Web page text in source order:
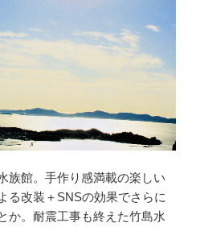
族館。手作り感満載の楽しい
る改装＋SNSの効果でさらに
か。耐震工事も終えた竹島水